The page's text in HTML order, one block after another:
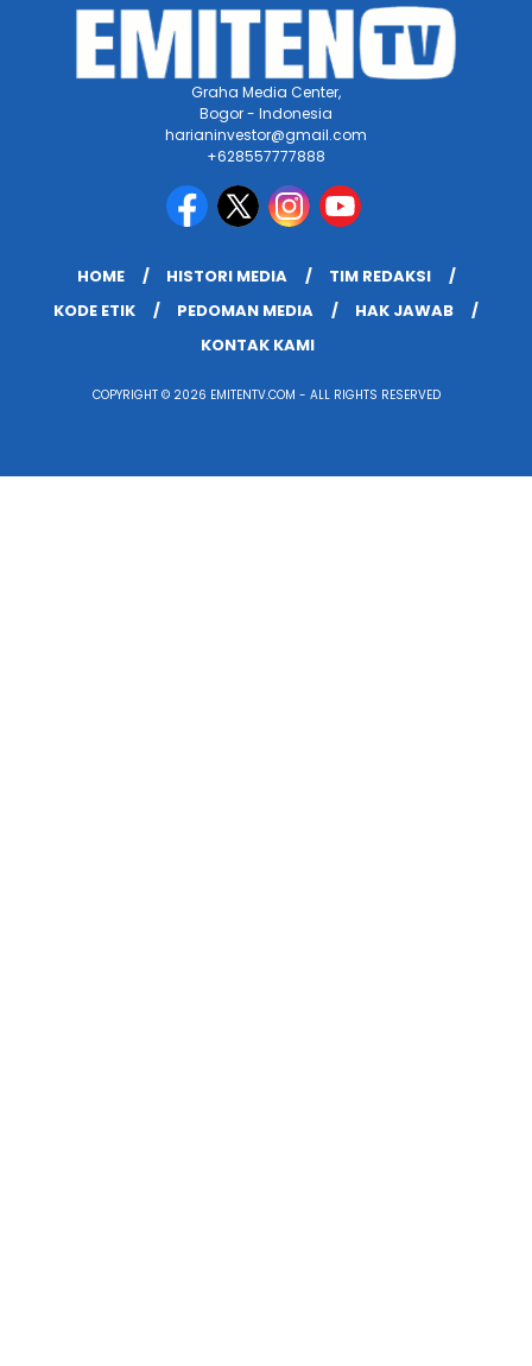
Graha Media Center,
Bogor - Indonesia
harianinvestor@gmail.com
+628557777888
HOME HISTORI MEDIA
TIM REDAKSI
KODE ETIK
PEDOMAN MEDIA
HAK JAWAB
KONTAK KAMI
COPYRIGHT © 2026 EMITENTV.COM - ALL RIGHTS RESERVED